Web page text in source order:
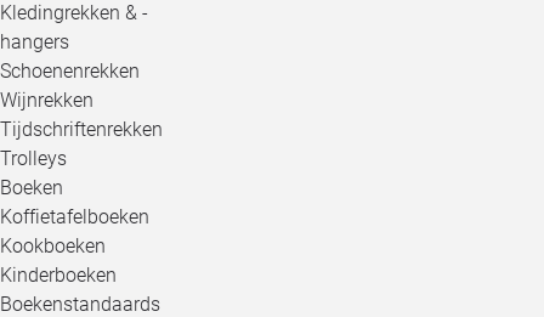
Kledingrekken & -
hangers
Schoenenrekken
Wijnrekken
Tijdschriftenrekken
Trolleys
Boeken
Koffietafelboeken
Kookboeken
Kinderboeken
Boekenstandaards